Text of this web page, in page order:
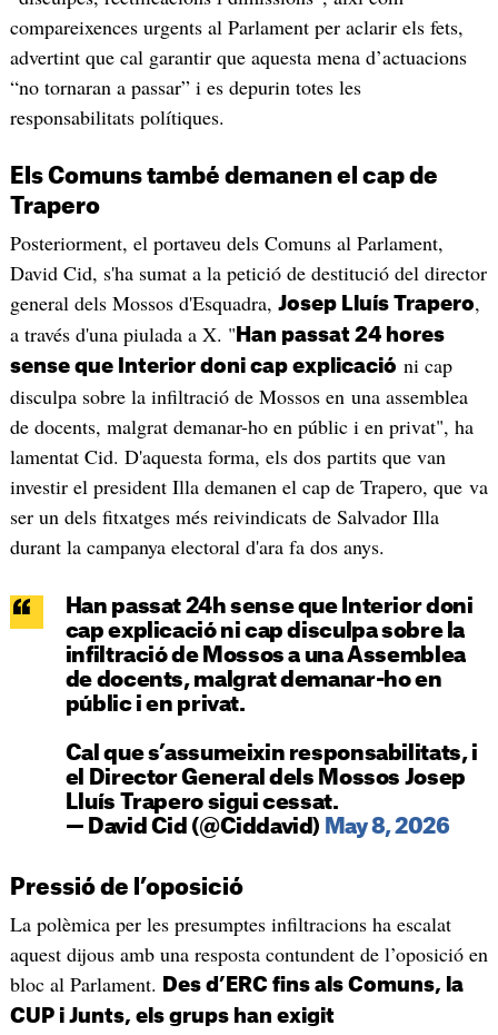
compareixences urgents al Parlament per aclarir els fets,
advertint que cal garantir que aquesta mena d’actuacions
“no tornaran a passar” i es depurin totes les
responsabilitats polítiques.
Els Comuns també demanen el cap de
Trapero
Posteriorment, el portaveu dels Comuns al Parlament,
David Cid, s'ha sumat a la petició de destitució del director
general dels Mossos d'Esquadra, Josep Lluís Trapero,
a través d'una piulada a X. " Han passat 24 hores
sense que Interior doni cap explicació ni cap
disculpa sobre la infiltració de Mossos en una assemblea
de docents, malgrat demanar-ho en públic i en privat", ha
lamentat Cid. D'aquesta forma, els dos partits que van
investir el president Illa demanen el cap de Trapero, que va
ser un dels fitxatges més reivindicats de Salvador Illa
durant la campanya electoral d'ara fa dos anys.
Han passat 24h sense que Interior doni
cap explicació ni cap disculpa sobre la
infiltració de Mossos a una Assemblea
de docents, malgrat demanar-ho en
públic i en privat.
Cal que s’assumeixin responsabilitats, i
el Director General dels Mossos Josep
Lluís Trapero sigui cessat.
— David Cid (@Ciddavid) May 8, 2026
Pressió de l’oposició
La polèmica per les presumptes infiltracions ha escalat
aquest dijous amb una resposta contundent de l’oposició en
bloc al Parlament.
Des d’ERC fins als Comuns, la
CUP i Junts, els grups han exigit